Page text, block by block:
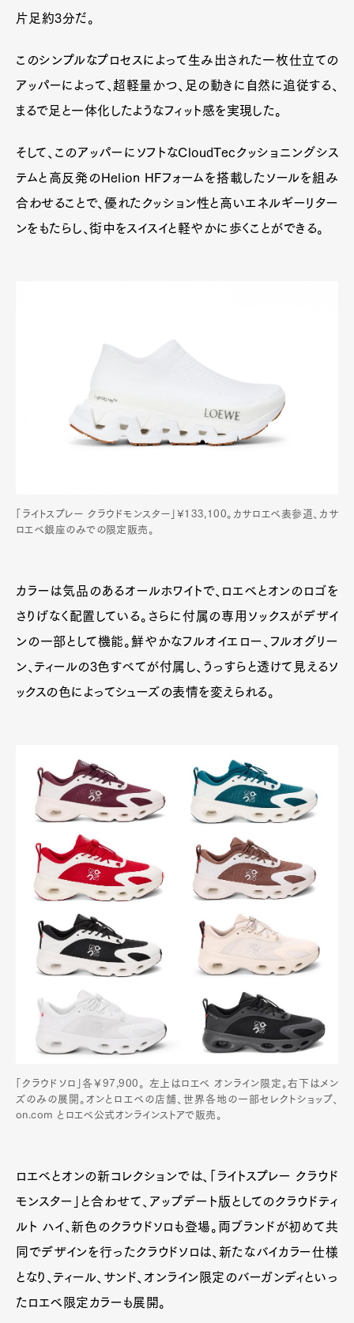
片足約3分だ。
このシンプルなプロセスによって生み出された一枚仕立ての
アッパーによって、超軽量かつ、足の動きに自然に追従する、
まるで足と一体化したようなフィット感を実現した。
そして、このアッパーにソフトな​CloudTecクッショニングシス
テムと​高反発の​Helion HFフォームを搭載したソールを組み
合わせることで、優れたクッション性と高いエネルギーリター
ンをもたらし、街中をスイスイと軽やかに歩くことができる。
「ライトスプレー クラウドモンスター」¥133,100。カサロエベ表参道、カサ
ロエベ銀座のみでの限定販売。
カラーは気品のあるオールホワイトで、ロエベとオンのロゴを
さりげなく配置している。さらに付属の専用ソックスがデザイ
ンの一部として機能。鮮やかなフルオイエロー、フルオグリー
ン、ティールの3色すべてが付属し、うっすらと透けて見えるソ
ックスの色によってシューズの表情を変えられる。
「クラウドソロ」各￥97,900。 左上はロエベ オンライン限定。右下はメン
ズのみの展開。オンとロエベの店舗、世界各地の一部セレクトショップ、
on.com とロエベ公式オンラインストアで販売。
ロエベとオンの新コレクションでは、「ライトスプレー クラウド
モンスター」と合わせて、アップデート版としてのクラウドティ
ルト ハイ、新色のクラウドソロも登場。両ブランドが初めて共
同でデザインを行ったクラウドソロは、新たなバイカラー仕様
となり、ティール、サンド、オンライン限定のバーガンディといっ
たロエベ限定カラーも展開。